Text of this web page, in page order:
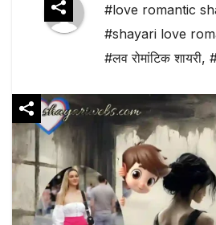
#love romantic
#shayari love
#लव रोमांटिक शायरी,